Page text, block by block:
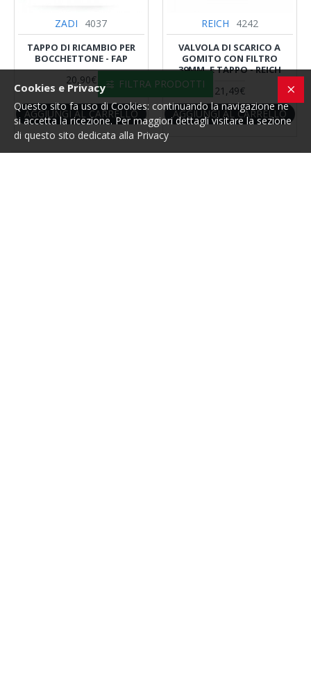
ZADI 4037
TAPPO DI RICAMBIO PER
BOCCHETTONE - FAP
20,90€
AGGIUNGI AL CARRELLO
REICH 4242
VALVOLA DI SCARICO A
GOMITO CON FILTRO
39MM. E TAPPO - REICH
21,49€
AGGIUNGI AL CARRELLO
Cookies e Privacy
Questo sito fa uso di Cookies: continuando la navigazione ne
si accetta la ricezione. Per maggiori dettagli visitare la sezione
di questo sito dedicata alla Privacy
FILTRA PRODOTTI